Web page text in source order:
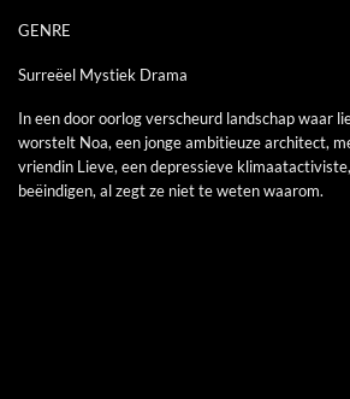
GENRE
Surreëel Mystiek Drama
In een door oorlog verscheurd landschap waar
worstelt Noa, een jonge ambitieuze architect,
vriendin Lieve, een depressieve
beëindigen, al zegt ze niet te weten waarom.